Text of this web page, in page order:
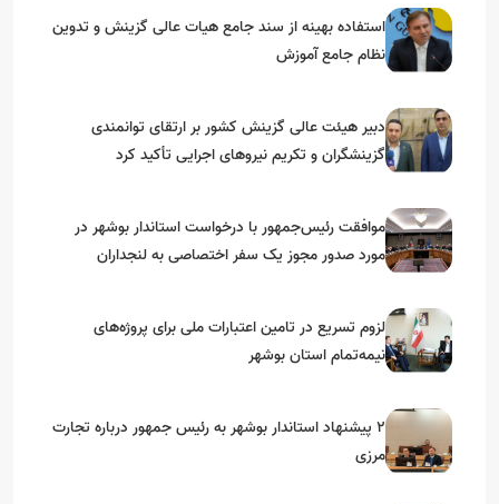
استفاده بهینه از سند جامع هیات عالی گزینش و‌ تدوین
نظام جامع آموزش
دبیر هیئت عالی گزینش کشور بر ارتقای توانمندی
گزینشگران و تکریم نیروهای اجرایی تأکید کرد
موافقت رئیس‌جمهور با درخواست استاندار بوشهر در
مورد صدور مجوز یک سفر اختصاصی به لنجداران
لزوم تسریع در تامین اعتبارات ملی برای پروژه‌های
نیمه‌تمام استان بوشهر
۲ پیشنهاد استاندار بوشهر به رئیس جمهور درباره تجارت
مرزی